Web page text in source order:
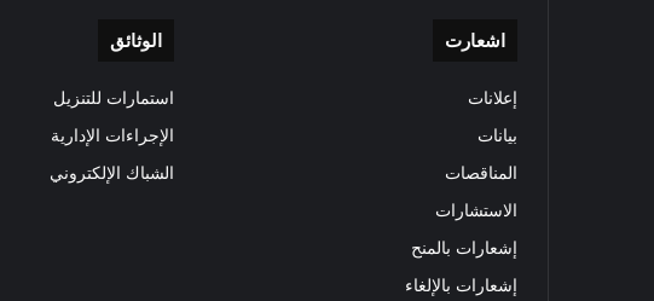
اشعارت
إعلانات
بيانات
المناقصات
الاستشارات
إشعارات بالمنح
إشعارات بالإلغاء
الوثائق
استمارات للتنزيل
الإجراءات الإدارية
الشباك الإلكتروني